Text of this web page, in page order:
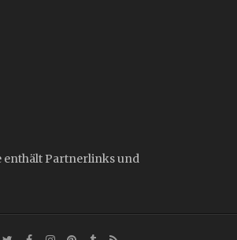
enthält Partnerlinks und